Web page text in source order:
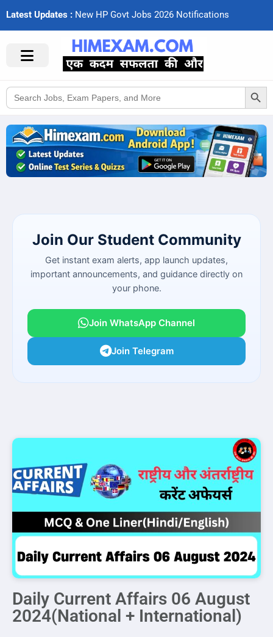
Latest Updates : New HP Govt Jobs 2026 Notifcations
Search
for:
Search Button
Join Our Student Community
Get instant exam alerts, app launch updates,
important announcements, and guidance directly on
your phone.
Join WhatsApp Channel
Join Telegram
Daily Current Affairs 06 August
2024(National + International)